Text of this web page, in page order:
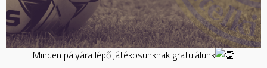
Minden pályára lépő játékosunknak gratulálunk